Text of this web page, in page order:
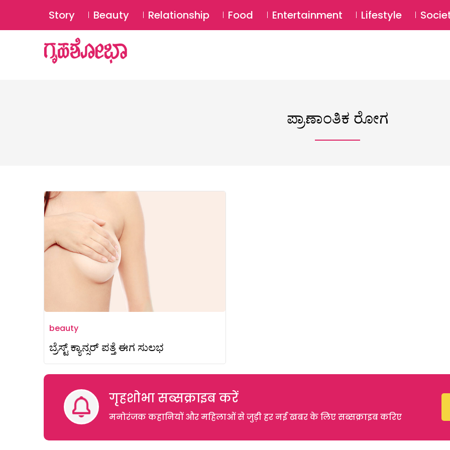
Story Beauty Relationship Food Entertainment Lifestyle
ಪ್ರಾಣಾಂತಿಕ ರೋಗ
beauty
ಬ್ರೆಸ್ಟ್ ಕ್ಯಾನ್ಸರ್‌ ಪತ್ತೆ ಈಗ ಸುಲಭ
गृहशोभा सब्सक्राइब करें
मनोरंजक कहानियों और महिलाओं से जुड़ी हर नई खबर के लिए सब्सक्राइब करिए